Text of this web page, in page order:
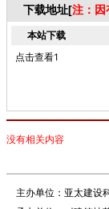
下载地址[注：因
本站下载
点击查看1
没有相关内容
主办单位：亚太建设